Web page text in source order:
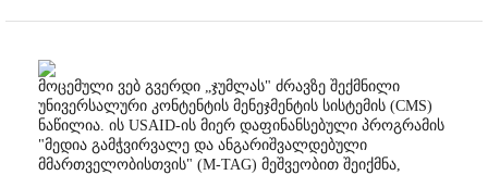
მოცემული ვებ გვერდი „ჯუმლას" ძრავზე შექმნილი
უნივერსალური კონტენტის მენეჯმენტის სისტემის (CMS)
ნაწილია. ის USAID-ის მიერ დაფინანსებული პროგრამის
"მედია გამჭვირვალე და ანგარიშვალდებული
მმართველობისთვის" (M-TAG) მეშვეობით შეიქმნა,